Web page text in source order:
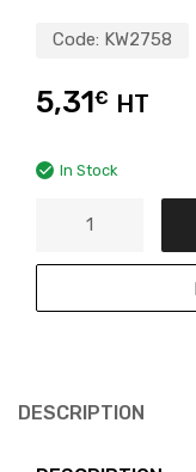
Code: KW2758
5,31€ HT
In Stock
DESCRIPTION